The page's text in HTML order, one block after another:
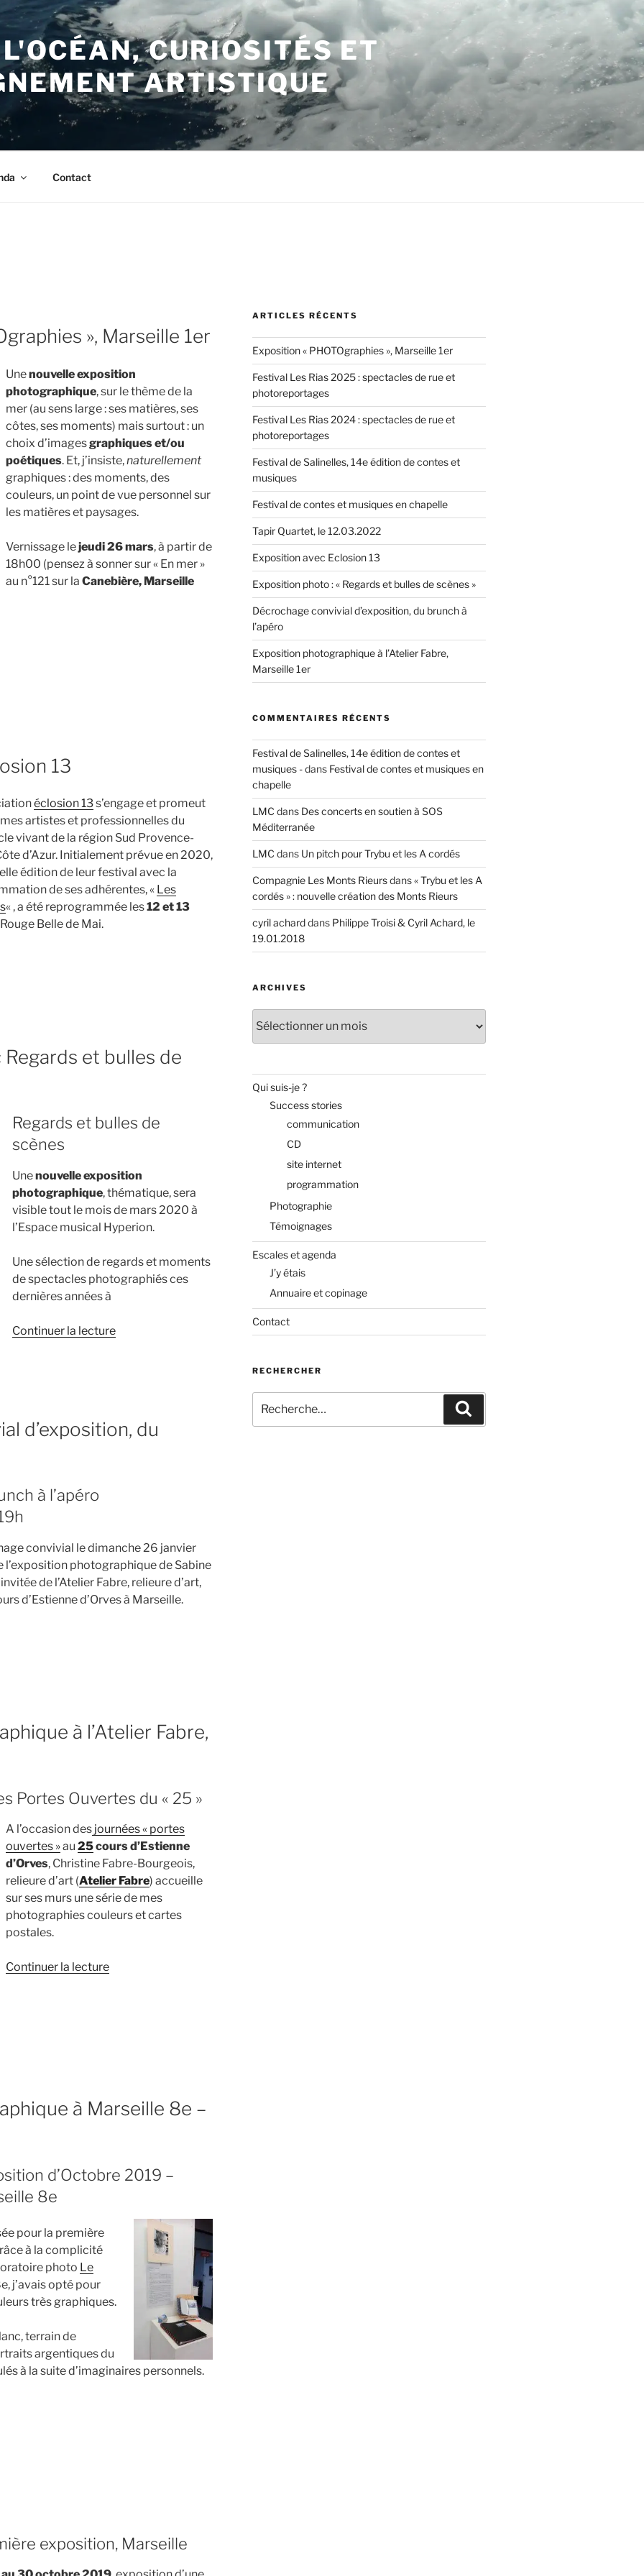
CURIOSITÉS ET
ARTISTIQUE
Contact
», Marseille 1er
Unenouvelle exposition
photographique, sur le thème de la
mer (au sens large : ses matières, ses
côtes, ses moments) mais surtout : un
choix d’imagesgraphiques et/ou
poétiques. Et, j’insiste,naturellement
graphiques : des moments, des
couleurs, un point de vue personnel sur
les matières et paysages.
Vernissage lejeudi 26 mars, à partir de
18h00 (pensez à sonner sur « En mer »
au n°121 sur la Canebière, Marseille
13
éclosion 13s’engage et promeut
artistes et professionnelles du
vivant de la région Sud Provence-
d’Azur. Initialement prévue en 2020,
édition de leur festival avec la
de ses adhérentes, « Les
« , a été reprogrammée les12 et 13
Belle de Mai.
et bulles de
Regards et bulles de
scènes
Unenouvelle exposition
photographique, thématique, sera
visible tout le mois de mars 2020 à
l’Espace musical Hyperion.
Une sélection de regards et moments
de spectacles photographiés ces
dernières années à
Continuer la lecturede
bulles
d’exposition, du
à l’apéro
convivial le dimanche 26 janvier
l’exposition photographique de Sabine
de l’Atelier Fabre, relieure d’art,
d’Estienne d’Orves à Marseille.
à l’Atelier Fabre,
Portes Ouvertes du « 25 »
A l’occasion des journées « portes
ouvertes »au 25cours d’Estienne
d’Orves, Christine Fabre-Bourgeois,
relieure d’art (Atelier Fabre) accueille
sur ses murs une série de mes
photographies couleurs et cartes
postales.
Continuer la lecturede
à Marseille 8e –
d’Octobre 2019 –
8e
pour la première
à la complicité
photo Le
j’avais opté pour
très graphiques.
terrain de
argentiques du
à la suite d’imaginaires personnels.
exposition, Marseille
ARTICLES RÉCENTS
Exposition « PHOTOgraphies », Marseille 1er
Festival Les Rias 2025 : spectacles de rue et
photoreportages
Festival Les Rias 2024 : spectacles de rue et
photoreportages
Festival de Salinelles, 14e édition de contes et
musiques
Festival de contes et musiques en chapelle
Tapir Quartet, le 12.03.2022
Exposition avec Eclosion 13
Exposition photo : « Regards et bulles de scènes »
Décrochage convivial d’exposition, du brunch à
l’apéro
Exposition photographique à l’Atelier Fabre,
Marseille 1er
COMMENTAIRES RÉCENTS
Festival de Salinelles, 14e édition de contes et
musiques -dans Festival de contes et musiques en
chapelle
LMC dans Des concerts en soutien à SOS
Méditerranée
LMC dans Un pitch pour Trybu et les A cordés
Compagnie Les Monts Rieursdans« Trybu et les A
cordés » : nouvelle création des Monts Rieurs
cyril acharddans Philippe Troisi & Cyril Achard, le
19.01.2018
ARCHIVES
Qui suis-je ?
Success stories
communication
CD
site internet
programmation
Photographie
Témoignages
Escales et agenda
J’y étais
Annuaire et copinage
Contact
RECHERCHER
pour
: